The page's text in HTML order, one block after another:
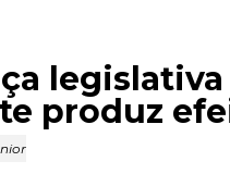
produz